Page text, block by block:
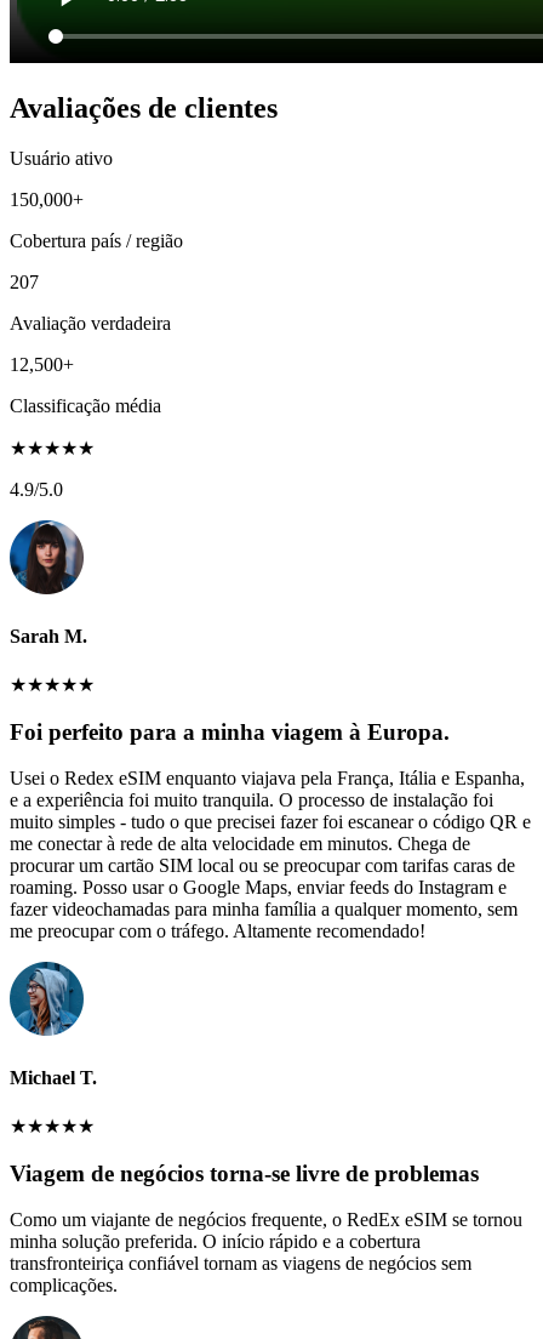
Avaliações de clientes
Usuário ativo
150,000+
Cobertura país / região
207
Avaliação verdadeira
12,500+
Classificação média
★★★★★
4.9/5.0
Sarah M.
★★★★★
Foi perfeito para a minha viagem à Europa.
Usei o Redex eSIM enquanto viajava pela França, Itália e Espanha,
e a experiência foi muito tranquila. O processo de instalação foi
muito simples - tudo o que precisei fazer foi escanear o código QR e
me conectar à rede de alta velocidade em minutos. Chega de
procurar um cartão SIM local ou se preocupar com tarifas caras de
roaming. Posso usar o Google Maps, enviar feeds do Instagram e
fazer videochamadas para minha família a qualquer momento, sem
me preocupar com o tráfego. Altamente recomendado!
Michael T.
★★★★★
Viagem de negócios torna-se livre de problemas
Como um viajante de negócios frequente, o RedEx eSIM se tornou
minha solução preferida. O início rápido e a cobertura
transfronteiriça confiável tornam as viagens de negócios sem
complicações.